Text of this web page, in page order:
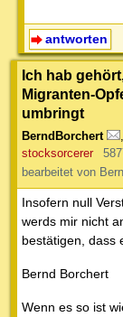
antworten
Ich hab
Migranten-
umbringt
BerndBorchert
stocksorcerer
bearbeitet von
Insofern null
werds mir nicht
bestätigen, dass
Bernd Borchert
Wenn es so ist